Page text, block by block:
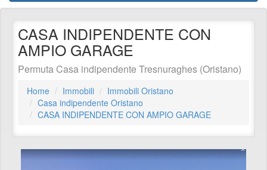
CASA INDIPENDENTE CON
AMPIO GARAGE
Permuta Casa indipendente Tresnuraghes (Oristano)
Home Immobili
Immobili Oristano
Casa indipendente Oristano
CASA INDIPENDENTE CON AMPIO GARAGE